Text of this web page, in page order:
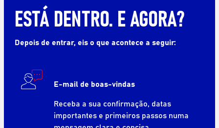
ESTÁ DENTRO. E AGORA?
Depois de entrar, eis o que acontece a seguir:
E-mail de boas-vindas
Receba a sua confirmação, datas
importantes e primeiros passos numa